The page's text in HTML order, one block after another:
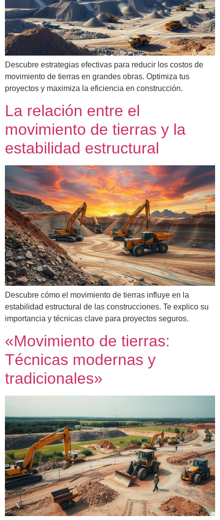
Descubre estrategias efectivas para reducir los costos de
movimiento de tierras en grandes obras. Optimiza tus
proyectos y maximiza la eficiencia en construcción.
La relación entre el
movimiento de tierras y la
estabilidad estructural
Descubre cómo el movimiento de tierras influye en la
estabilidad estructural de las construcciones. Te explico su
importancia y técnicas clave para proyectos seguros.
«Movimiento de tierras:
Técnicas modernas y
tradicionales»